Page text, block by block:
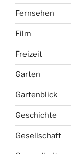
Fernsehen
Film
Freizeit
Garten
Gartenblick
Geschichte
Gesellschaft